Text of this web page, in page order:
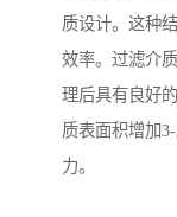
质设计。这种
效率。过滤介
理后具有良好
质表面积增加
力。